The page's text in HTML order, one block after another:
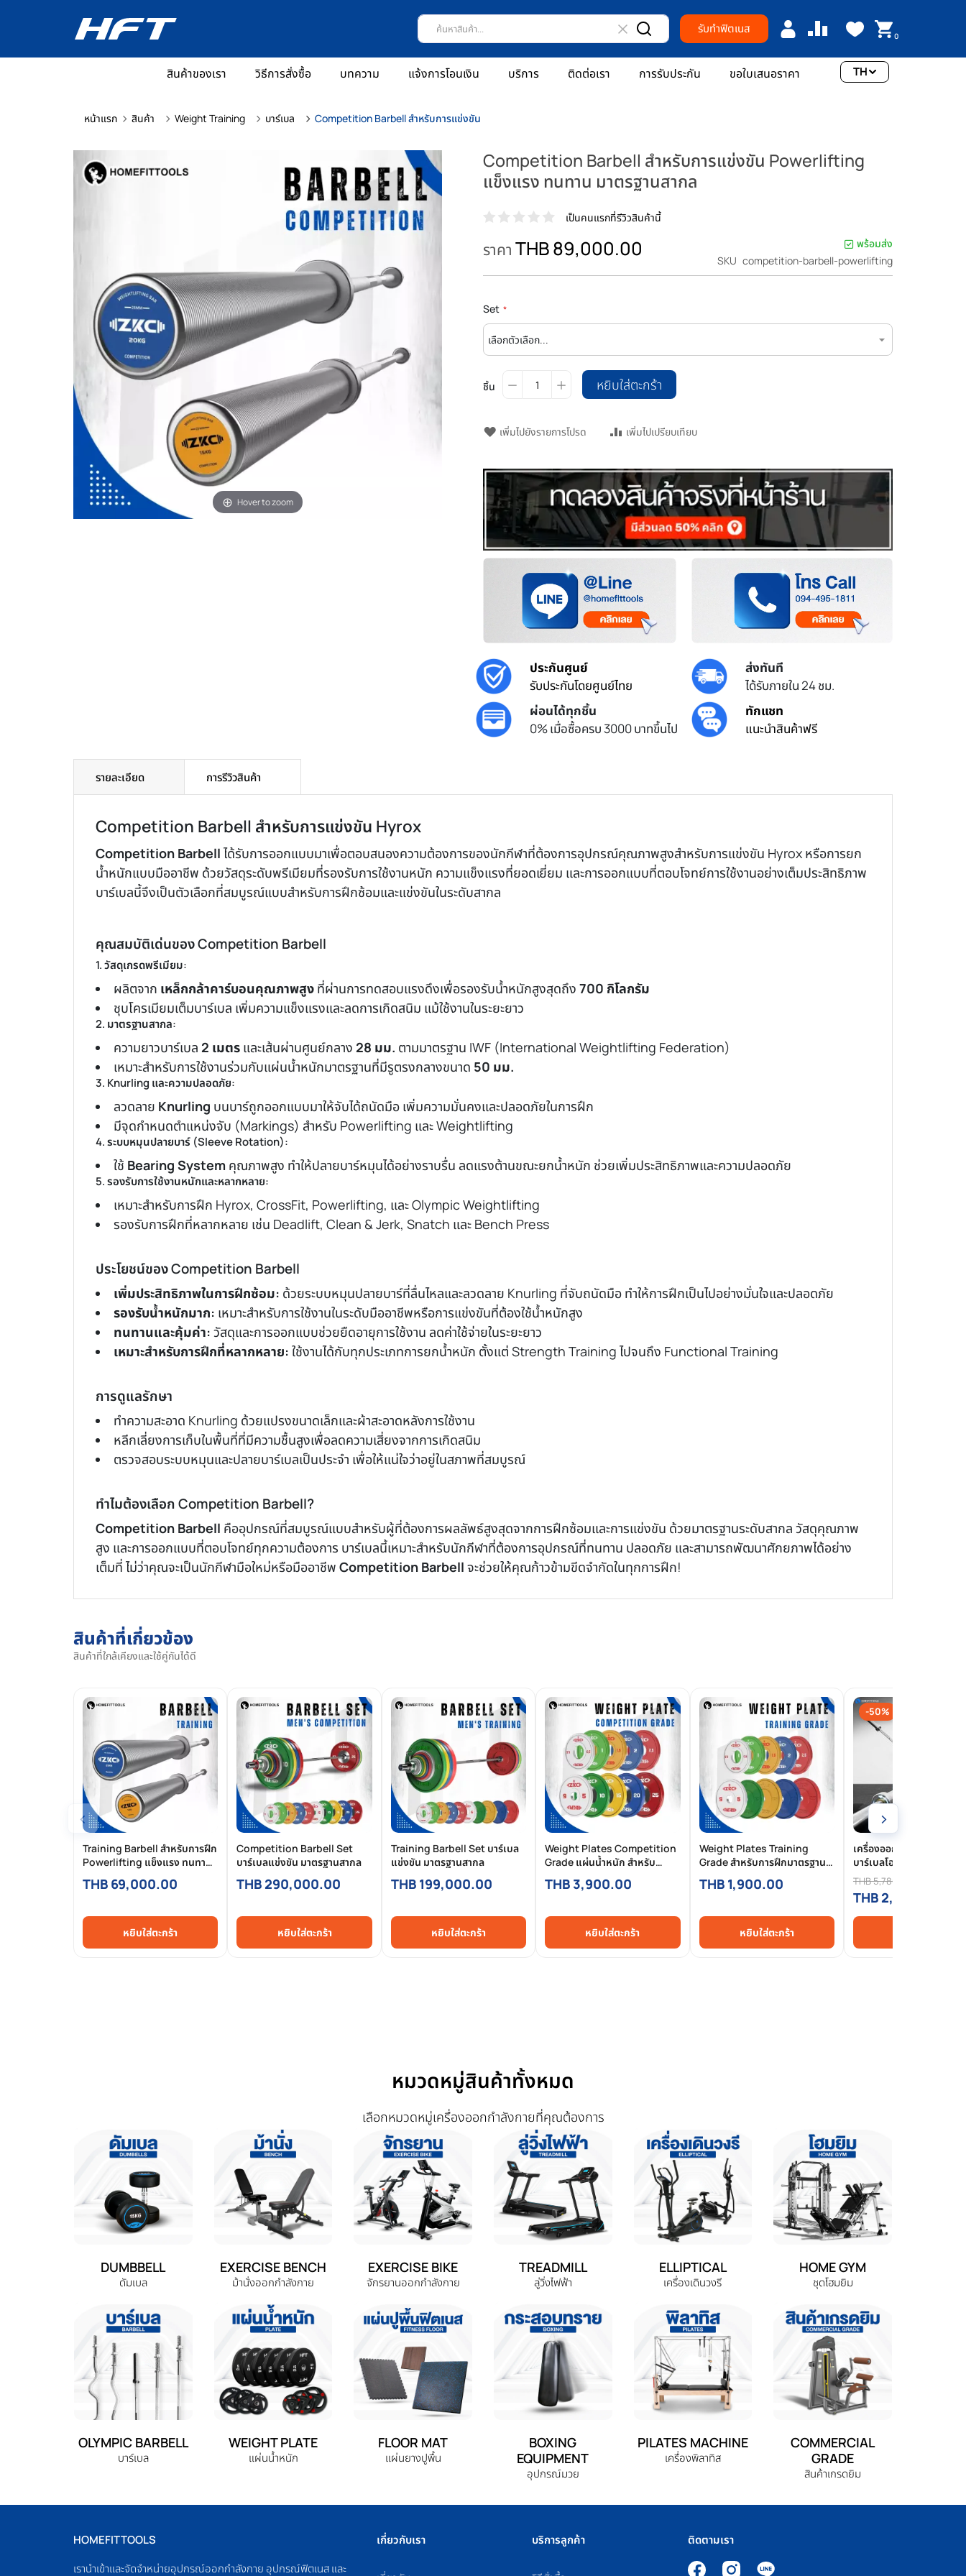
รับทำฟิตเนส 0
สินค้าของเรา วิธีการสั่งซื้อ บทความ แจ้งการโอนเงิน บริการ ติดต่อเรา การรับประกัน ขอใบเสนอราคา TH
หน้าแรก สินค้า Weight Training บาร์เบล Competition Barbell สำหรับการแข่งขัน
Hover to zoom
Competition Barbell สำหรับการแข่งขัน Powerlifting
แข็งแรง ทนทาน มาตรฐานสากล
เป็นคนแรกที่รีวิวสินค้านี้
ราคา THB 89,000.00
พร้อมส่ง
SKU competition-barbell-powerlifting
Set
ชิ้น หยิบใส่ตะกร้า
เพิ่มไปยังรายการโปรด เพิ่มไปเปรียบเทียบ
ประกันศูนย์
รับประกันโดยศูนย์ไทย
ส่งทันที
ได้รับภายใน 24 ชม.
ผ่อนได้ทุกชิ้น
0% เมื่อซื้อครบ 3000 บาทขึ้นไป
ทักแชท
แนะนำสินค้าฟรี
รายละเอียด
Competition Barbell สำหรับการแข่งขัน Hyrox
Competition Barbell ได้รับการออกแบบมาเพื่อตอบสนองความต้องการของนักกีฬาที่ต้องการอุปกรณ์คุณภาพสูงสำหรับการแข่งขัน Hyrox หรือการยก
น้ำหนักแบบมืออาชีพ ด้วยวัสดุระดับพรีเมียมที่รองรับการใช้งานหนัก ความแข็งแรงที่ยอดเยี่ยม และการออกแบบที่ตอบโจทย์การใช้งานอย่างเต็มประสิทธิภาพ
บาร์เบลนี้จึงเป็นตัวเลือกที่สมบูรณ์แบบสำหรับการฝึกซ้อมและแข่งขันในระดับสากล
คุณสมบัติเด่นของ Competition Barbell
1. วัสดุเกรดพรีเมียม:
ผลิตจาก เหล็กกล้าคาร์บอนคุณภาพสูง ที่ผ่านการทดสอบแรงดึงเพื่อรองรับน้ำหนักสูงสุดถึง 700 กิโลกรัม
ชุบโครเมียมเต็มบาร์เบล เพิ่มความแข็งแรงและลดการเกิดสนิม แม้ใช้งานในระยะยาว
2. มาตรฐานสากล:
ความยาวบาร์เบล 2 เมตร และเส้นผ่านศูนย์กลาง 28 มม. ตามมาตรฐาน IWF (International Weightlifting Federation)
เหมาะสำหรับการใช้งานร่วมกับแผ่นน้ำหนักมาตรฐานที่มีรูตรงกลางขนาด 50 มม.
3. Knurling และความปลอดภัย:
ลวดลาย Knurling บนบาร์ถูกออกแบบมาให้จับได้ถนัดมือ เพิ่มความมั่นคงและปลอดภัยในการฝึก
มีจุดกำหนดตำแหน่งจับ (Markings) สำหรับ Powerlifting และ Weightlifting
4. ระบบหมุนปลายบาร์ (Sleeve Rotation):
ใช้ Bearing System คุณภาพสูง ทำให้ปลายบาร์หมุนได้อย่างราบรื่น ลดแรงต้านขณะยกน้ำหนัก ช่วยเพิ่มประสิทธิภาพและความปลอดภัย
5. รองรับการใช้งานหนักและหลากหลาย:
เหมาะสำหรับการฝึก Hyrox, CrossFit, Powerlifting, และ Olympic Weightlifting
รองรับการฝึกที่หลากหลาย เช่น Deadlift, Clean & Jerk, Snatch และ Bench Press
ประโยชน์ของ Competition Barbell
เพิ่มประสิทธิภาพในการฝึกซ้อม: ด้วยระบบหมุนปลายบาร์ที่ลื่นไหลและลวดลาย Knurling ที่จับถนัดมือ ทำให้การฝึกเป็นไปอย่างมั่นใจและปลอดภัย
รองรับน้ำหนักมาก: เหมาะสำหรับการใช้งานในระดับมืออาชีพหรือการแข่งขันที่ต้องใช้น้ำหนักสูง
ทนทานและคุ้มค่า: วัสดุและการออกแบบช่วยยืดอายุการใช้งาน ลดค่าใช้จ่ายในระยะยาว
เหมาะสำหรับการฝึกที่หลากหลาย: ใช้งานได้กับทุกประเภทการยกน้ำหนัก ตั้งแต่ Strength Training ไปจนถึง Functional Training
การดูแลรักษา
ทำความสะอาด Knurling ด้วยแปรงขนาดเล็กและผ้าสะอาดหลังการใช้งาน
หลีกเลี่ยงการเก็บในพื้นที่ที่มีความชื้นสูงเพื่อลดความเสี่ยงจากการเกิดสนิม
ตรวจสอบระบบหมุนและปลายบาร์เบลเป็นประจำ เพื่อให้แน่ใจว่าอยู่ในสภาพที่สมบูรณ์
ทำไมต้องเลือก Competition Barbell?
Competition Barbell คืออุปกรณ์ที่สมบูรณ์แบบสำหรับผู้ที่ต้องการผลลัพธ์สูงสุดจากการฝึกซ้อมและการแข่งขัน ด้วยมาตรฐานระดับสากล วัสดุคุณภาพ
สูง และการออกแบบที่ตอบโจทย์ทุกความต้องการ บาร์เบลนี้เหมาะสำหรับนักกีฬาที่ต้องการอุปกรณ์ที่ทนทาน ปลอดภัย และสามารถพัฒนาศักยภาพได้อย่าง
เต็มที่ ไม่ว่าคุณจะเป็นนักกีฬามือใหม่หรือมืออาชีพ Competition Barbell จะช่วยให้คุณก้าวข้ามขีดจำกัดในทุกการฝึก!
การรีวิวสินค้า
สินค้าที่เกี่ยวข้อง
สินค้าที่ใกล้เคียงและใช้คู่กันได้ดี
‹
Training Barbell สำหรับการฝึก
Powerlifting แข็งแรง ทนทาน
THB 69,000.00
หยิบใส่ตะกร้า
Competition Barbell Set
บาร์เบลแข่งขัน มาตรฐานสากล
THB 290,000.00
หยิบใส่ตะกร้า
Training Barbell Set บาร์เบล
แข่งขัน มาตรฐานสากล
THB 199,000.00
หยิบใส่ตะกร้า
Weight Plates Competition
Grade แผ่นน้ำหนัก สำหรับ
THB 3,900.00
หยิบใส่ตะกร้า
Weight Plates Training
Grade สำหรับการฝึกมาตรฐาน
THB 1,900.00
หยิบใส่ตะกร้า
-50%
เครื่องออกกำลังกายบาร์เบ
บาร์เบลโอลิมปิค คานบาร์เ
M Powerlifting Barbell
Crossfit - Homefittools
THB 5,780.00
THB 2,890.00
›
หมวดหมู่สินค้าทั้งหมด
เลือกหมวดหมู่เครื่องออกกำลังกายที่คุณต้องการ
DUMBBELL
ดัมเบล
EXERCISE BENCH
ม้านั่งออกกำลังกาย
EXERCISE BIKE
จักรยานออกกำลังกาย
TREADMILL
ลู่วิ่งไฟฟ้า
ELLIPTICAL
เครื่องเดินวงรี
HOME GYM
ชุดโฮมยิม
OLYMPIC BARBELL
บาร์เบล
WEIGHT PLATE
แผ่นน้ำหนัก
FLOOR MAT
แผ่นยางปูพื้น
BOXING
EQUIPMENT
อุปกรณ์มวย
PILATES MACHINE
เครื่องพิลาทิส
COMMERCIAL
GRADE
สินค้าเกรดยิม
HOMEFITTOOLS
เรานำเข้าและจัดจำหน่ายอุปกรณ์ออกกำลังกาย อุปกรณ์ฟิตเนส และ
เกี่ยวกับเรา บริการลูกค้า ติดตามเรา